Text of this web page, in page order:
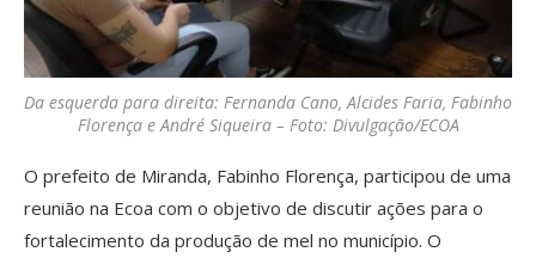
Da esquerda para direita: Fernanda Cano, Alcides Faria, Fabinho
Florença e André Siqueira – Foto: Divulgação/ECOA
O prefeito de Miranda, Fabinho Florença, participou de uma
reunião na Ecoa com o objetivo de discutir ações para o
fortalecimento da produção de mel no município. O